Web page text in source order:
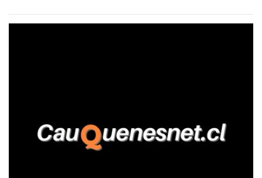
relató que los hechos ocurrieron cerca de las 11:30 horas en el
trabajadores, el edil descendió del vehículo y, en medio de la
confrontación, la habría tomado de los hombros, empujado al
suelo y agredido con golpes de pies y manos, mientr...